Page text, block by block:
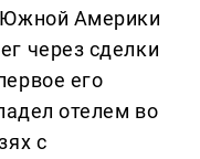
Южной Америки
через сделки
его
отелем во
с